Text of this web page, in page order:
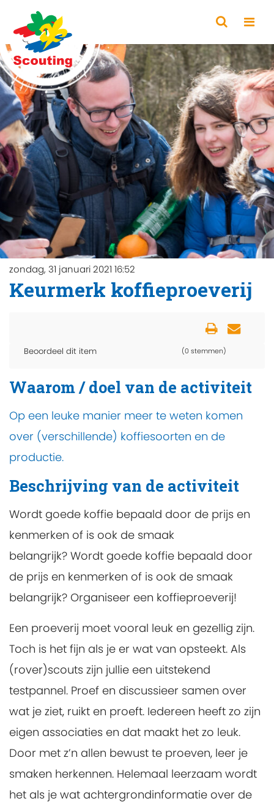
zondag, 31 januari 2021 16:52
Keurmerk koffieproeverij
Beoordeel dit item (0 stemmen)
Waarom / doel van de activiteit
Op een leuke manier meer te weten komen
over (verschillende) koffiesoorten en de
productie.
Beschrijving van de activiteit
Wordt goede koffie bepaald door de prijs en
kenmerken of is ook de smaak
belangrijk? Wordt goede koffie bepaald door
de prijs en kenmerken of is ook de smaak
belangrijk? Organiseer een koffieproeverij!
Een proeverij moet vooral leuk en gezellig zijn.
Toch is het fijn als je er wat van opsteekt. Als
(rover)scouts zijn jullie een uitstekend
testpannel. Proef en discussieer samen over
wat je ziet, ruikt en proeft. Iedereen heeft zo zijn
eigen associaties en dat maakt het zo leuk.
Door met z’n allen bewust te proeven, leer je
smaken herkennen. Helemaal leerzaam wordt
het als je wat achtergrondinformatie over de